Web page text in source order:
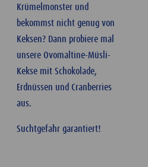
Krümelmonster und
bekommst nicht genug von
Keksen? Dann probiere mal
unsere Ovomaltine-Müsli-
Kekse mit Schokolade,
Erdnüssen und Cranberries
aus.
Suchtgefahr garantiert!